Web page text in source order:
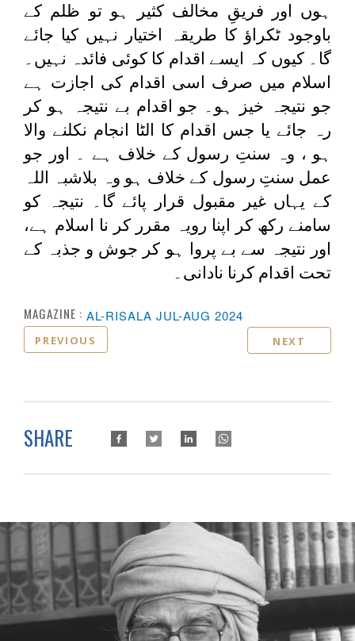
ہوں اور فریقِ مخالف کثیر ہو تو ظلم کے
باوجود ٹکراؤ کا طریقہ اختیار نہیں کیا جائے
گا۔ کیوں کہ ایسے اقدام کا کوئی فائدہ نہیں۔
اسلام میں صرف اسی اقدام کی اجازت ہے
جو نتیجہ خیز ہو۔ جو اقدام بے نتیجہ ہو کر
رہ جائے یا جس اقدام کا الٹا انجام نکلنے والا
ہو ، وہ سنتِ رسول کے خلاف ہے ۔ اور جو
عمل سنتِ رسول کے خلاف ہو وہ بلاشبہ اللہ
کے یہاں غیر مقبول قرار پائے گا۔ نتیجہ کو
سامنے رکھ کر اپنا رویہ مقرر کر نا اسلام ہے،
اور نتیجہ سے بے پروا ہو کر جوش و جذبہ کے
تحت اقدام کرنا نادانی۔
MAGAZINE : AL-RISALA JUL-AUG 2024
PREVIOUS NEXT
SHARE